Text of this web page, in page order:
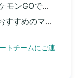
iPhone・Android対応
ップアプリ9選
トチームにご連